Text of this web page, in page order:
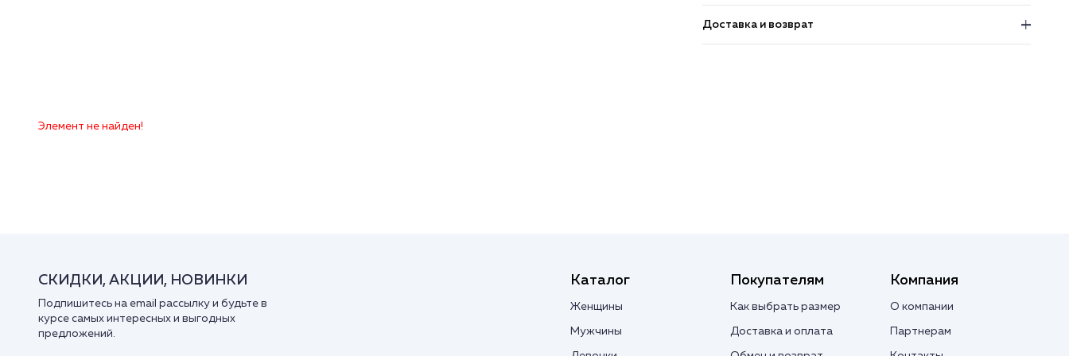
Доставка и возврат
Элемент не найден!
СКИДКИ, АКЦИИ, НОВИНКИ
Подпишитесь на email рассылку и будьте в
курсе самых интересных и выгодных
предложений.
Каталог
Женщины
Мужчины
Покупателям
Как выбрать размер
Доставка и оплата
Компания
О компании
Партнерам